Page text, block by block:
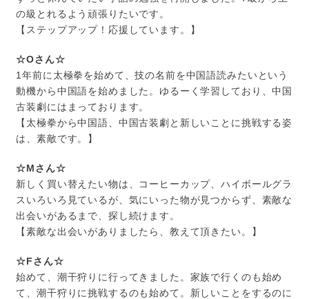
の級とれるよう頑張りたいです。
【ステップアップ！応援しています。】
☆Oさん☆
1年前に太極拳を始めて、技の名前を中国語読みたいという
動機から中国語を始めました。ゆるーく学習しており、中国
古装劇にはまっております。
【太極拳から中国語、中国古装劇と新しいことに挑戦する姿
は、素敵です。】
☆Mさん☆
新しく買い替えたい物は、コーヒーカップ、ハイボールグラ
スいろいろ見ているが、気にいった物が見つからず、素敵な
出会いがあるまで、探し続けます。
【素敵な出会いがありましたら、教えて頂きたい。】
☆Fさん☆
始めて、潮干狩りに行ってきました。家族で行くのも始め
て、潮干狩りに挑戦するのも始めて。新しいことをするのに